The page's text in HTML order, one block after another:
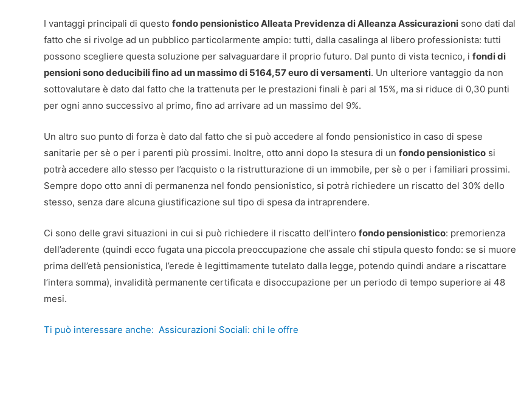
I vantaggi principali di questo fondo pensionistico Alleata Previdenza di Alleanza Assicurazioni sono dati dal
fatto che si rivolge ad un pubblico particolarmente ampio: tutti, dalla casalinga al libero professionista: tutti
possono scegliere questa soluzione per salvaguardare il proprio futuro. Dal punto di vista tecnico, i fondi di
pensioni sono deducibili fino ad un massimo di 5164,57 euro di versamenti. Un ulteriore vantaggio da non
sottovalutare è dato dal fatto che la trattenuta per le prestazioni finali è pari al 15%, ma si riduce di 0,30 punti
per ogni anno successivo al primo, fino ad arrivare ad un massimo del 9%.
Un altro suo punto di forza è dato dal fatto che si può accedere al fondo pensionistico in caso di spese
sanitarie per sè o per i parenti più prossimi. Inoltre, otto anni dopo la stesura di un fondo pensionistico si
potrà accedere allo stesso per l’acquisto o la ristrutturazione di un immobile, per sè o per i familiari prossimi.
Sempre dopo otto anni di permanenza nel fondo pensionistico, si potrà richiedere un riscatto del 30% dello
stesso, senza dare alcuna giustificazione sul tipo di spesa da intraprendere.
Ci sono delle gravi situazioni in cui si può richiedere il riscatto dell’intero fondo pensionistico: premorienza
dell’aderente (quindi ecco fugata una piccola preoccupazione che assale chi stipula questo fondo: se si muore
prima dell’età pensionistica, l’erede è legittimamente tutelato dalla legge, potendo quindi andare a riscattare
l’intera somma), invalidità permanente certificata e disoccupazione per un periodo di tempo superiore ai 48
mesi.
Ti può interessare anche: Assicurazioni Sociali: chi le offre